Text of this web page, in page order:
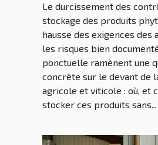
Le durcissement des
stockage des produits
hausse des exigences des
les risques bien
ponctuelle ramènent une
concrète sur le devant de
agricole et viticole : où, et
stocker ces produits sans...